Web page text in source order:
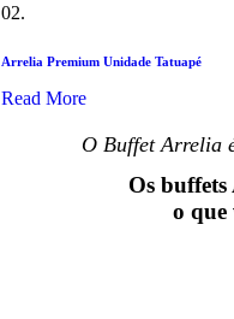
02.
Arrelia Premium Unidade Tatuapé
Read More
O Buffet Arrelia
Os
o que